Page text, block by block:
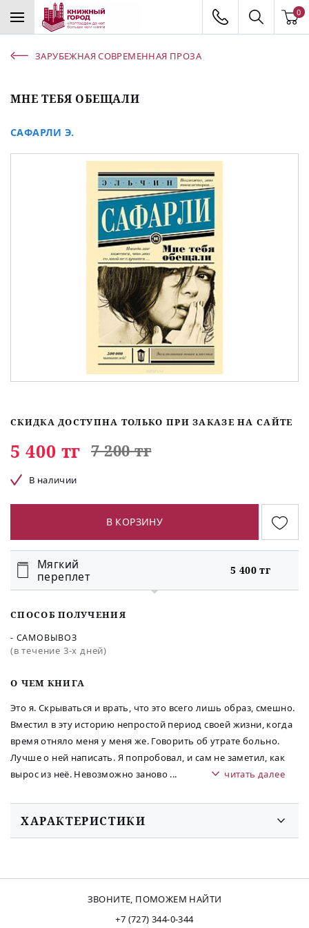
0
ЗАРУБЕЖНАЯ СОВРЕМЕННАЯ ПРОЗА
МНЕ ТЕБЯ ОБЕЩАЛИ
САФАРЛИ Э.
O ЧЕМ КНИГА
Это я. Скрываться и врать, что это всего лишь образ, смешно.
Вместил в эту историю непростой период своей жизни, когда
время отняло меня у меня же. Говорить об утрате больно.
Лучше о ней написать. Я попробовал, и сам не заметил, как
вырос из неё. Невозможно заново ... читать далее
СКИДКА ДОСТУПНА ТОЛЬКО ПРИ ЗАКАЗЕ НА САЙТЕ
5 400 тг 7 200 тг
В наличии
В КОРЗИНУ
Мягкий
переплет
5 400 тг
СПОСОБ ПОЛУЧЕНИЯ
- САМОВЫВОЗ
(в течение 3-х дней)
ХАРАКТЕРИСТИКИ
ЗВОНИТЕ, ПОМОЖЕМ НАЙТИ
+7 (727) 344-0-344